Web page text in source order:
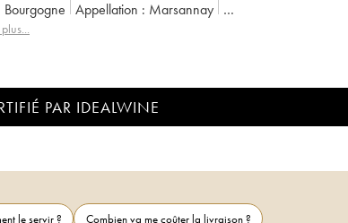
Bourgogne Appellation :
Marsannay
:
PAR IDEALWINE
le servir ?
Combien va me coûter la livraison ?